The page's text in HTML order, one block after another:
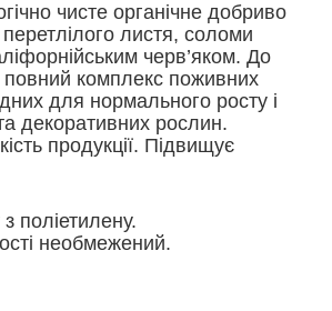
чисте органічне добриво
листя, соломи
черв’яком. До
повний комплекс поживних
для нормального росту і
та декоративних рослин.
продукції. Підвищує
поліетилену.
необмежений.